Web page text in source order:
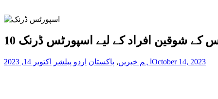
اہم خبریں, پاکستان اردو پبلشر اکتوبر 14, 2023 October 14, 2023